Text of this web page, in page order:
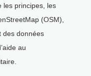
les principes, les
(OSM),
des données
au